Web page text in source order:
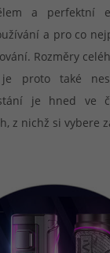
a perfektní
a pro co
Rozměry
proto také
je hned ve
z nichž si vybere